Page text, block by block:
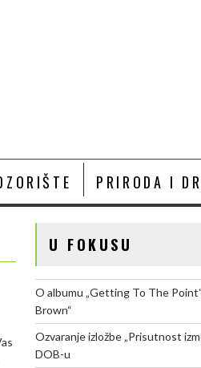
PRIRODA I
U FOKUSU
O albumu „Getting To The
Brown“
Ozvaranje izložbe „Prisutnost
DOB-u